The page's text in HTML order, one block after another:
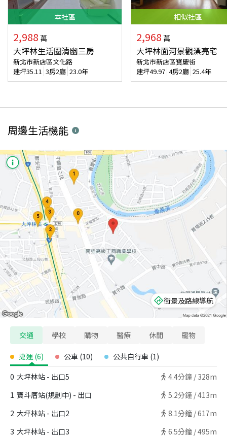
本社區
2,988 萬
大坪林生活圈清幽三房
新北市新店區文化路
建坪35.11 3房2廳 23.0年
相似社區
2,968 萬
大坪林面河景觀漂亮宅
新北市新店區寶慶街
建坪49.97 4房2廳 25.4年
周邊生活機能
街景及路線導航
交通 學校 購物 醫療 休閒 寵物
捷運 (6) 公車 (10) 公共自行車 (1)
0 大坪林站 - 出口5 4.4分鐘 / 328m
1 寶斗厝站(規劃中) - 出口 5.2分鐘 /413m
2 大坪林站 - 出口2 8.1分鐘 /617m
3 大坪林站 - 出口3 6.5分鐘 /495m